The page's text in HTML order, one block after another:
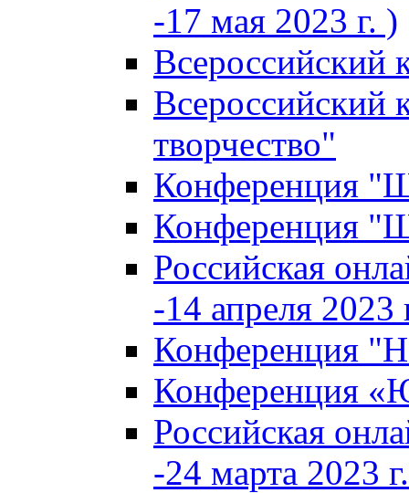
-17 мая 2023 г. )
Всероссийский
Всероссийский
творчество"
Конференция
Конференция
Российская
-14 апреля 2023
Конференция
Конференция
Российская
-24 марта 2023